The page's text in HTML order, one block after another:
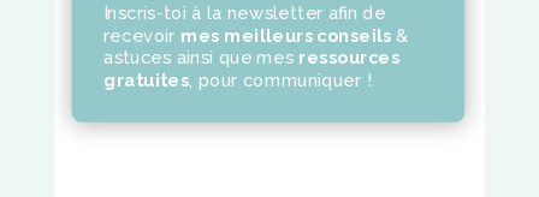
Inscris-toi à la newsletter afin de
recevoir mes meilleurs conseils &
astuces ainsi que mes ressources
gratuites pour communiquer !